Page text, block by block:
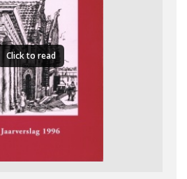
Click to read